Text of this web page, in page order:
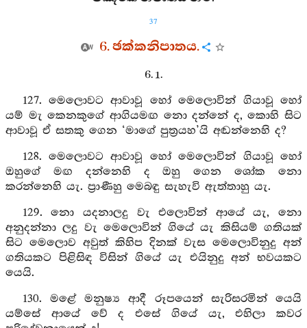
37
6. ඡක්කනිපාතය.
6. 1.
127. මෙලොවට ආවාවූ හෝ මෙලොවින් ගියාවූ හෝ
යම් මැ කෙනකුගේ ආගියමඟ නො දන්නේ ද, කොහි සිට
ආවාවූ ඒ සතකු ගෙන ‘මාගේ පුත්‍රයහ’යි අඬන්නෙහි ද?
128. මෙලොවට ආවාවූ හෝ මෙලොවින් ගියාවූ හෝ
ඔහුගේ මඟ දන්නෙහි ද ඔහු ගෙන ශෝක නො
කරන්නෙහි යැ. ප්‍රාණීහු මෙබඳු සැහැවි ඇත්තාහු යැ.
129. නො යදනාලදු වැ එලොවින් ආයේ යැ, නො
අනුදන්නා ලදු වැ මෙලොවින් ගියේ යැ කිසියම් ගතියක්
සිට මෙලොව අවුත් කිහිප දිනක් වැස මෙලොවිනුදු අන්
ගතියකට පිළිසිඳ විසින් ගියේ යැ එයිනුදු අන් භවයකට
යෙයි.
130. මළේ මනුෂ්‍ය ආදී රූපයෙන් සැරිසරමින් යෙයි
යම්සේ ආයේ වේ ද එසේ ගියේ යැ, එහිලා කවර